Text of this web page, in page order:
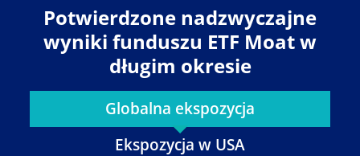
Potwierdzone nadzwyczajne
wyniki funduszu ETF Moat w
długim okresie
Globalna ekspozycja
Ekspozycja w USA